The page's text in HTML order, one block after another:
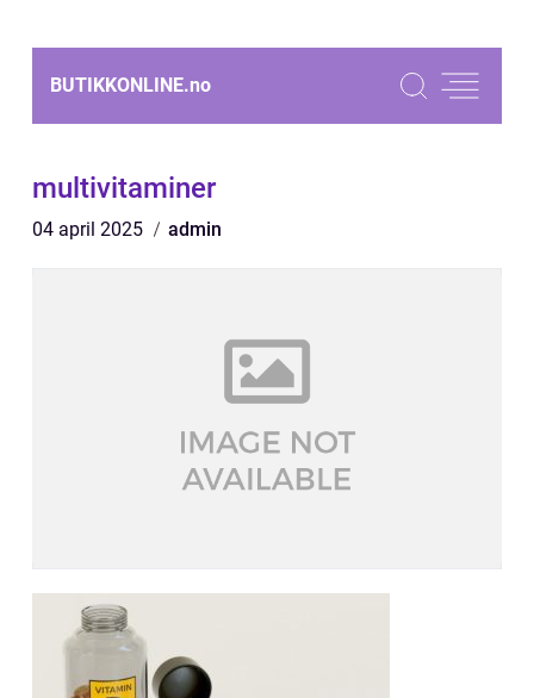
BUTIKKONLINE.no
multivitaminer
04 april 2025 admin